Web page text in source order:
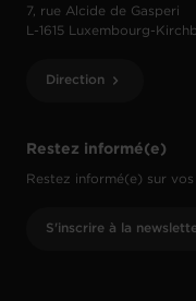
Restez informé(e)
Restez informé(e) sur
S'inscrire à la
7, rue Alcide de Gasperi
L-1615 Luxembourg-
Direction